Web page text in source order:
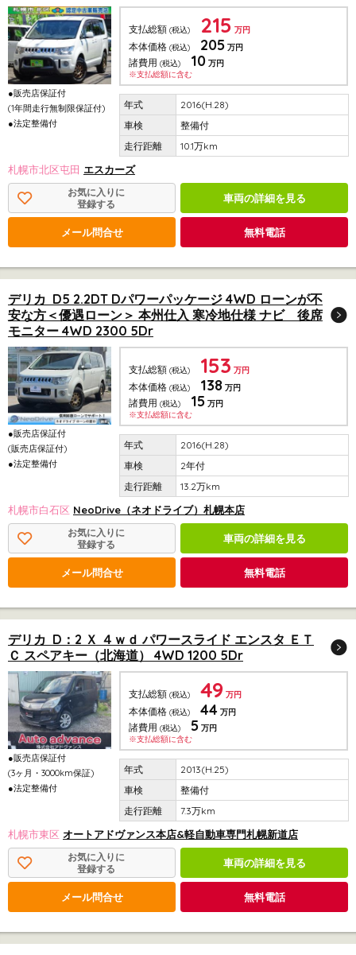
●販売店保証付
(1年間走行無制限保証付)
●法定整備付
支払総額 (税込) 215 万円
本体価格 (税込) 205 万円
諸費用 (税込) 10 万円
※支払総額に含む
2016(H.28)
整備付
10.1万km
札幌市北区屯田 エスカーズ
お気に入りに
登録する
車両の詳細を見る
メール問合せ 無料電話
デリカ D5 2.2DT Dパワーパッケージ 4WD ローンが不
安な方＜優遇ローン＞ 本州仕入 寒冷地仕様 ナビ 後席
モニター 4WD 2300 5Dr
●販売店保証付
(販売店保証付)
●法定整備付
支払総額 (税込) 153 万円
本体価格 (税込) 138 万円
諸費用 (税込) 15 万円
※支払総額に含む
2016(H.28)
2年付
13.2万km
札幌市白石区 NeoDrive（ネオドライブ）札幌本店
お気に入りに
登録する
車両の詳細を見る
メール問合せ 無料電話
デリカ D：2 Ｘ ４ｗｄ パワースライド エンスタ ＥＴ
Ｃ スペアキー（北海道） 4WD 1200 5Dr
●販売店保証付
(3ヶ月・3000km保証)
●法定整備付
支払総額 (税込) 49 万円
本体価格 (税込) 44 万円
諸費用 (税込) 5 万円
※支払総額に含む
2013(H.25)
整備付
7.3万km
札幌市東区 オートアドヴァンス本店&軽自動車専門札幌新道店
お気に入りに
登録する
車両の詳細を見る
メール問合せ 無料電話